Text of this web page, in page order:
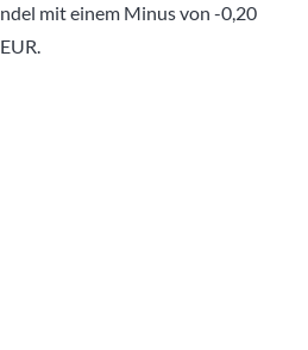
mit einem Minus von -0,20